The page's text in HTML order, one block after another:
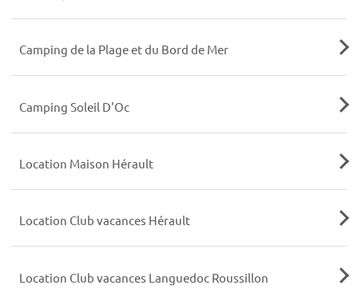
Camping de la Plage et du Bord de Mer
Camping Soleil D'Oc
Location Maison Hérault
Location Club vacances Hérault
Location Club vacances Languedoc Roussillon